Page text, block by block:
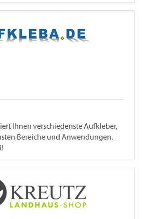
Ihnen verschiedenste Aufkleber,
Bereiche und Anwendungen.